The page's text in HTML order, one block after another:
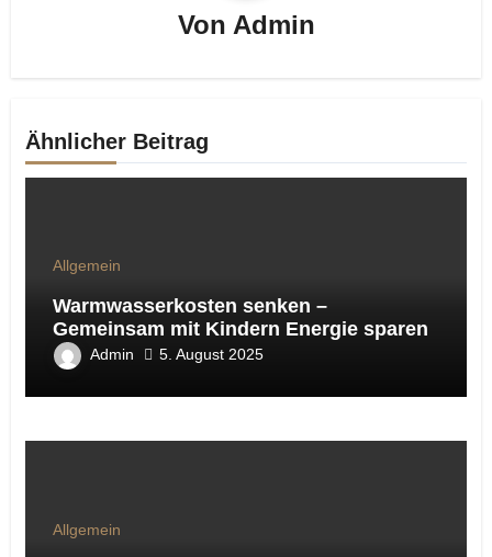
Von Admin
Ähnlicher Beitrag
Allgemein
Warmwasserkosten senken –
Gemeinsam mit Kindern Energie sparen
Admin 5. August 2025
Allgemein